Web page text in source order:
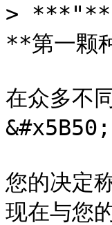
>
**第一颗
在众多不
您的决定
现在与您